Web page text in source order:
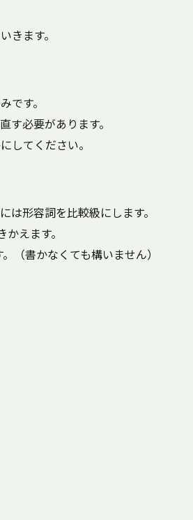
きます。
です。
す必要があります。
してください。
は形容詞を比較級にします。
えます。
（書かなくても構いません）